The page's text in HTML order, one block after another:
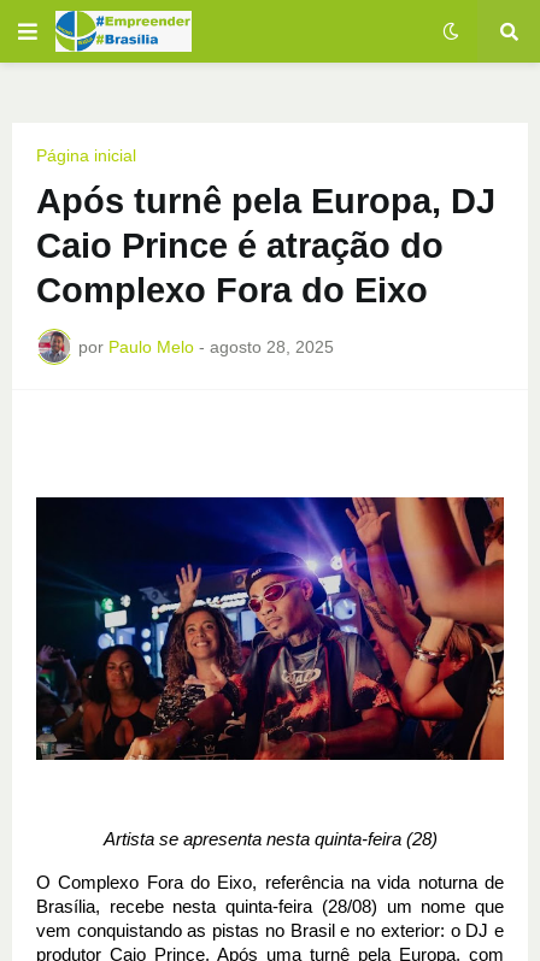
Página inicial
Após turnê pela Europa, DJ
Caio Prince é atração do
Complexo Fora do Eixo
por Paulo Melo - agosto 28, 2025
Artista se apresenta nesta quinta-feira (28)
O Complexo Fora do Eixo, referência na vida noturna de
Brasília, recebe nesta quinta-feira (28/08) um nome que
vem conquistando as pistas no Brasil e no exterior: o DJ e
produtor Caio Prince. Após uma turnê pela Europa, com